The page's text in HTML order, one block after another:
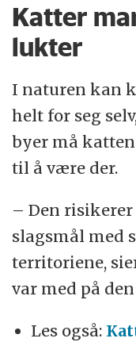
Katter
lukter
I naturen kan
helt for seg
byer må
til å være der.
– Den
slagsmål med
territoriene,
var med på
Les også: